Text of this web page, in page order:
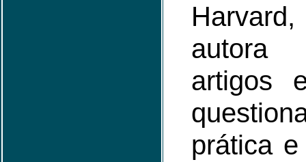
autora
artigos
prática